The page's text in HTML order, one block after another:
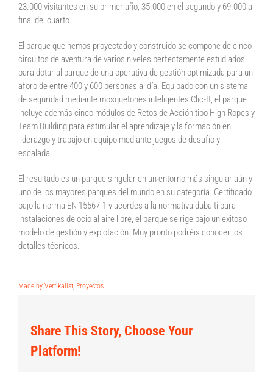
23.000 visitantes en su primer año, 35.000 en el segundo y 69.000 al
final del cuarto.
El parque que hemos proyectado y construido se compone de cinco
circuitos de aventura de varios niveles perfectamente estudiados
para dotar al parque de una operativa de gestión optimizada para un
aforo de entre 400 y 600 personas al día. Equipado con un sistema
de seguridad mediante mosquetones inteligentes Clic-It, el parque
incluye además cinco módulos de Retos de Acción tipo High Ropes y
Team Building para estimular el aprendizaje y la formación en
liderazgo y trabajo en equipo mediante juegos de desafío y
escalada.
El resultado es un parque singular en un entorno más singular aún y
uno de los mayores parques del mundo en su categoría. Certificado
bajo la norma EN 15567-1 y acordes a la normativa dubaití para
instalaciones de ocio al aire libre, el parque se rige bajo un exitoso
modelo de gestión y explotación. Muy pronto podréis conocer los
detalles técnicos.
Made by Vertikalist Proyectos
Share This Story, Choose Your
Platform!